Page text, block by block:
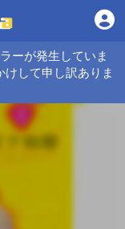
ーが発生していま
して申し訳ありま